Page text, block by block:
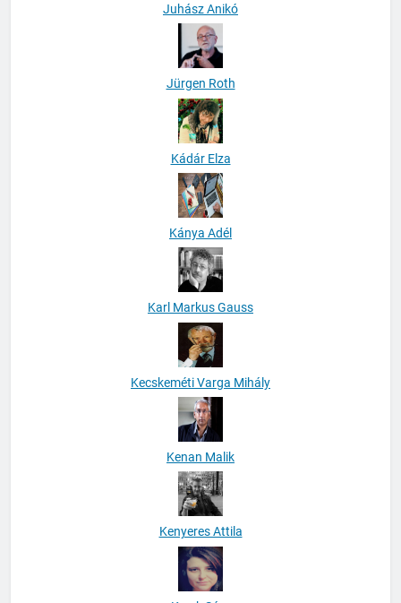
Juhász Anikó
Jürgen Roth
Kádár Elza
Kánya Adél
Karl Markus Gauss
Kecskeméti Varga Mihály
Kenan Malik
Kenyeres Attila